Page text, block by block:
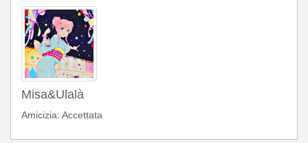
Misa&Ulalà
Amicizia: Accettata